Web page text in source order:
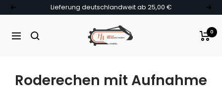
Direkt zum Inhalt
Zurück Lieferung deutschlandweit ab 25,00 €
Navigation
Heinz Baumaschinen 0
Roderechen mit Aufnahme